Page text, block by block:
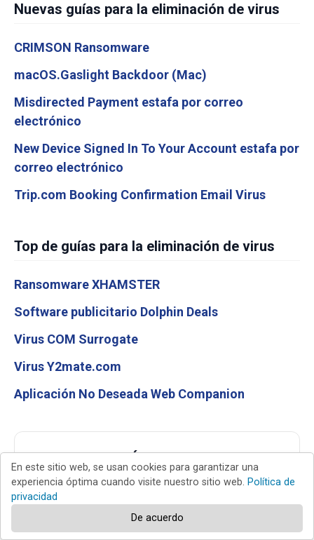
Nuevas guías para la eliminación de virus
CRIMSON Ransomware
macOS.Gaslight Backdoor (Mac)
Misdirected Payment estafa por correo
electrónico
New Device Signed In To Your Account estafa por
correo electrónico
Trip.com Booking Confirmation Email Virus
Top de guías para la eliminación de virus
Ransomware XHAMSTER
Software publicitario Dolphin Deals
Virus COM Surrogate
Virus Y2mate.com
Aplicación No Deseada Web Companion
CÓDIGO QR
En este sitio web, se usan cookies para garantizar una
experiencia óptima cuando visite nuestro sitio web. Política de
privacidad
De acuerdo